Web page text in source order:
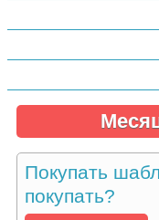
Покупать
покупать?